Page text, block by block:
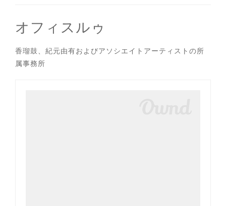
オフィスルゥ
香瑠鼓、紀元由有およびアソシエイトアーティストの所
属事務所